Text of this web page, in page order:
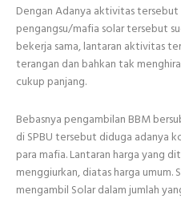
Dengan Adanya aktivitas
pengangsu/mafia solar tersebut
bekerja sama, lantaran aktivitas
terangan dan bahkan tak
cukup panjang.
Bebasnya pengambilan BBM
di SPBU tersebut diduga adanya
para mafia. Lantaran harga yang
menggiurkan, diatas harga umum.
mengambil Solar dalam jumlah